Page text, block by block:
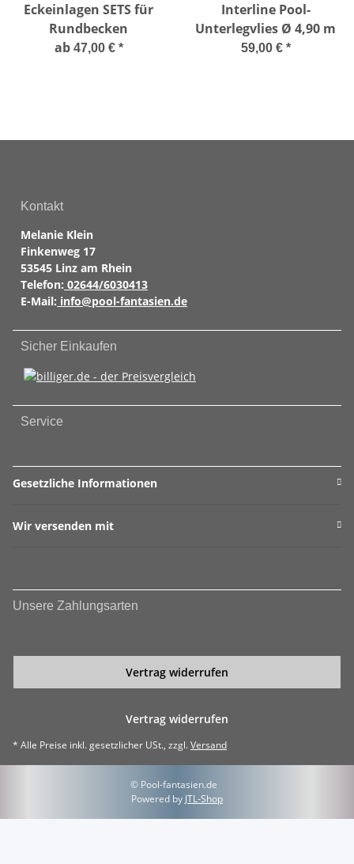
Eckeinlagen SETS für
Rundbecken
ab 47,00 € *
Interline Pool-
Unterlegvlies Ø 4,90 m
59,00 € *
Kontakt
Melanie Klein
Finkenweg 17
53545 Linz am Rhein
Telefon: 02644/6030413
E-Mail: info@pool-fantasien.de
Sicher Einkaufen
Service
Gesetzliche Informationen
Wir versenden mit
Unsere Zahlungsarten
Vertrag widerrufen
Vertrag widerrufen
* Alle Preise inkl. gesetzlicher USt., zzgl.Versand
© Pool-fantasien.de
Powered by JTL-Shop